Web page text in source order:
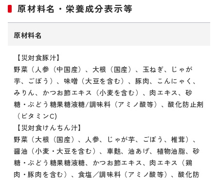
原材料名・栄養成分表示等
原材料名
【災対食豚汁】
野菜（人参（中国産）、大根（国産）、玉ねぎ、じゃが
芋、ごぼう）、味噌（大豆を含む）、豚肉、こんにゃく、
みりん、かつお節エキス（小麦を含む）、肉エキス、砂
糖・ぶどう糖果糖液糖/調味料（アミノ酸等）、酸化防止剤
（ビタミンC)
【災対食けんちん汁】
野菜（大根（国産）、人参、じゃが芋、ごぼう、椎茸）、
醤油（小麦・大豆を含む）、車麩、油あげ、植物油脂、砂
糖・ぶどう糖果糖液糖、かつお節エキス、肉エキス（鶏
肉・豚肉を含む）、食塩／調味料（アミノ酸等）、酸化防